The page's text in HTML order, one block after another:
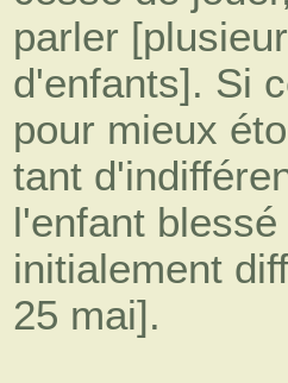
parler
d'enfants]. Si
pour mieux
tant
l'enfant
initialement
25 mai].